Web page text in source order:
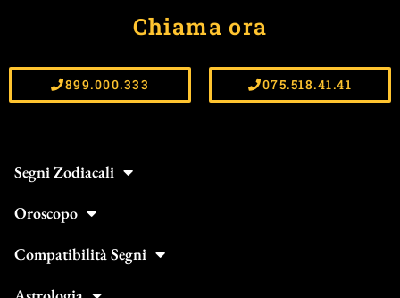
Chiama ora
899.000.333 075.518.41.41
Segni Zodiacali
Oroscopo
Compatibilità Segni